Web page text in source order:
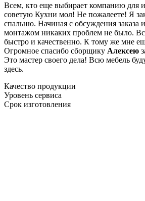
Всем, кто еще выбирает компанию для
советую Кухни мол! Не пожалеете! Я
спальню. Начиная с обсуждения заказа
монтажом никаких проблем не было.
быстро и качественно. К тому же мне
Огромное спасибо сборщику Алексею
Это мастер своего дела! Всю мебель
здесь.
Качество продукции
Уровень сервиса
Срок изготовления